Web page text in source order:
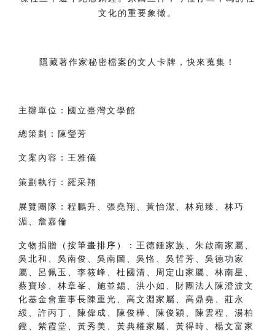
文化的重要象徵。
隱藏著作家秘密檔案的文人卡牌，快來蒐集！
主辦單位：國立臺灣文學館
總策劃：陳瑩芳
文案內容：王雅儀
策劃執行：羅采翔
展覽團隊：程鵬升、張堯翔、黃怡潔、林宛臻、林巧
湄、詹嘉倫
文物捐贈 （按筆畫排序） ： 王德鍾家族、朱啟南家屬、
吳北和、吳南俊、吳南圖、吳恪、吳哲芳、吳德功家
屬、呂佩玉、李筱峰、杜國清、周定山家屬、林南星、
蔡寶珍、林章峯、施並錫、洪小如、財團法人陳澄波文
化基金會董事長陳重光、高文淵家屬、高鼎堯、莊永
綏、許丙丁、陳偉成、陳俊樺、陳俊穎、陳雲程、湯柏
鏗、紫霞堂、黃秀美、黃典權家屬、黃得時、楊文富家